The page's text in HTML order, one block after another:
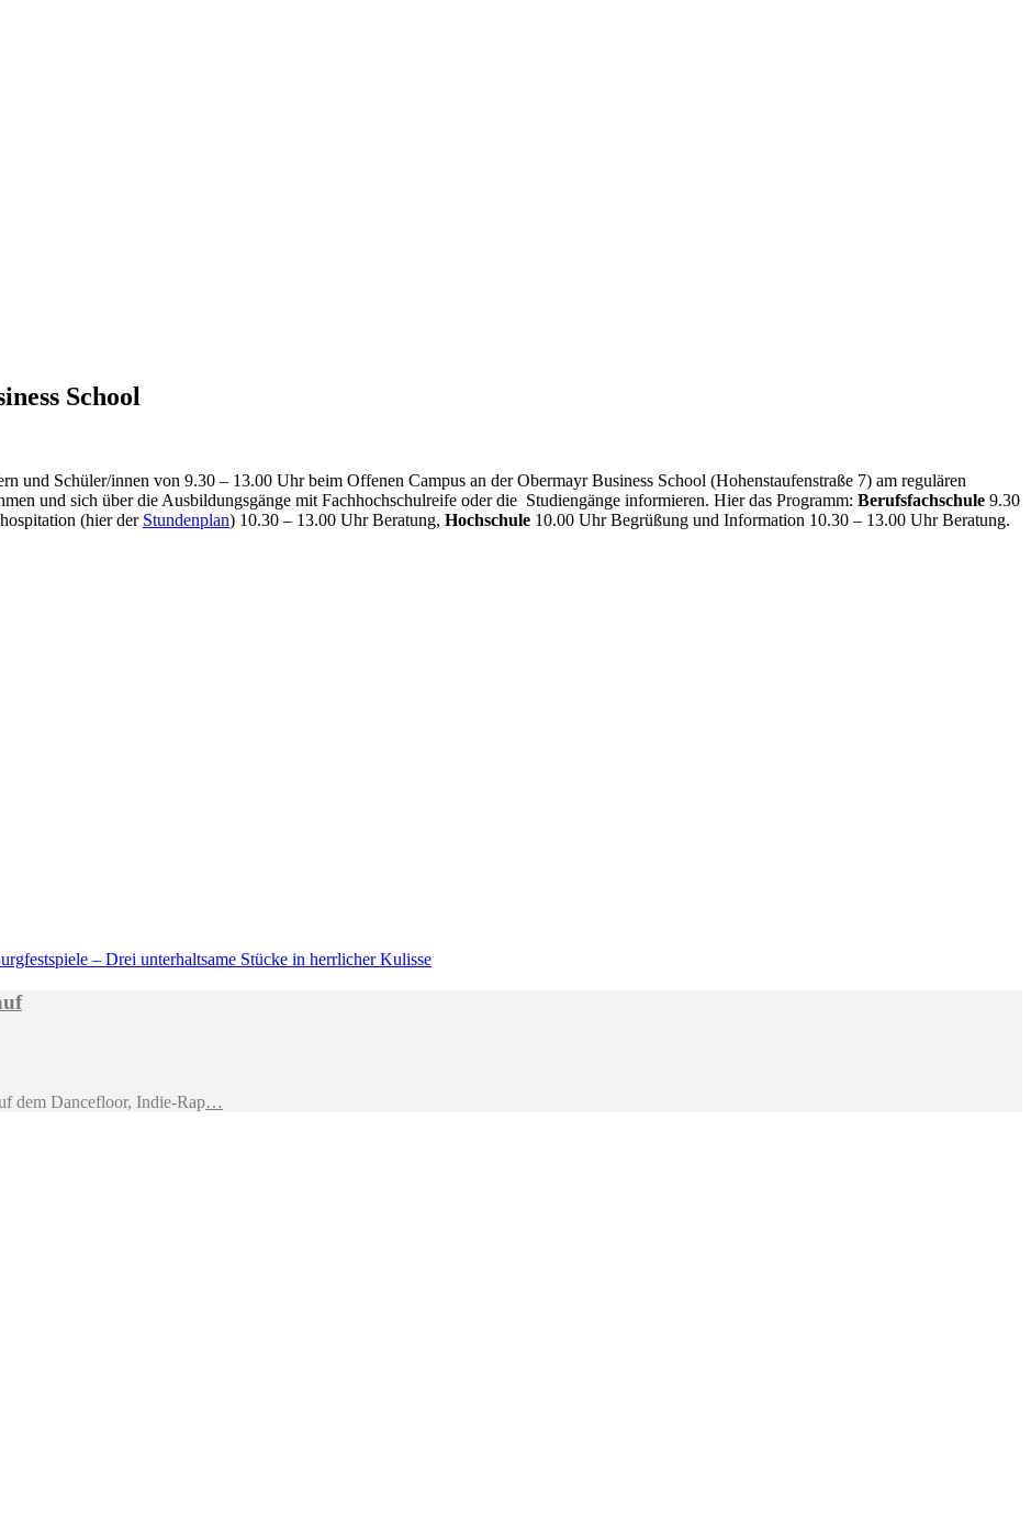
School
und Schüler/innen von 9.30 – 13.00 Uhr beim Offenen Campus an der Obermayr Business School (Hohenstaufenstraße 7) am regulären
und sich über die Ausbildungsgänge mit Fachhochschulreife oder die Studiengänge informieren. Hier das Programm: Berufsfachschule 9.30
(hier der Stundenplan) 10.30 – 13.00 Uhr Beratung, Hochschule 10.00 Uhr Begrüßung und Information 10.30 – 13.00 Uhr Beratung.
– Drei unterhaltsame Stücke in herrlicher Kulisse
dem Dancefloor, Indie-Rap…